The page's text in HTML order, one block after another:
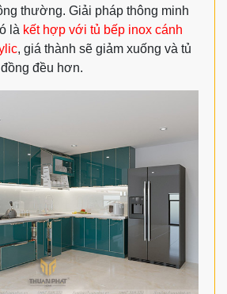
thường. Giải pháp thông minh
là kết hợp với tủ bếp inox cánh
, giá thành sẽ giảm xuống và tủ
đều hơn.